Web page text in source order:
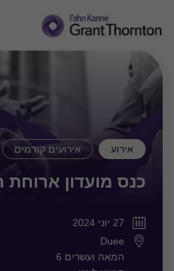
כנס מועדון ארוחת
אירוע אירועים קודמים
27 יוני 2024
Duee
המאה ועשרים 6